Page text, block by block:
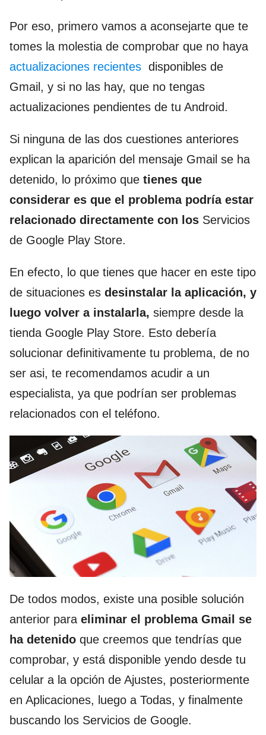
Por eso, primero vamos a aconsejarte que te
tomes la molestia de comprobar que no haya
actualizaciones recientes disponibles de
Gmail, y si no las hay, que no tengas
actualizaciones pendientes de tu Android.
Si ninguna de las dos cuestiones anteriores
explican la aparición del mensaje Gmail se ha
detenido, lo próximo que tienes que
considerar es que el problema podría estar
relacionado directamente con los Servicios
de Google Play Store.
En efecto, lo que tienes que hacer en este tipo
de situaciones es desinstalar la aplicación, y
luego volver a instalarla, siempre desde la
tienda Google Play Store. Esto debería
solucionar definitivamente tu problema, de no
ser asi, te recomendamos acudir a un
especialista, ya que podrían ser problemas
relacionados con el teléfono.
De todos modos, existe una posible solución
anterior para eliminar el problema Gmail se
ha detenido que creemos que tendrías que
comprobar, y está disponible yendo desde tu
celular a la opción de Ajustes, posteriormente
en Aplicaciones, luego a Todas, y finalmente
buscando los Servicios de Google.